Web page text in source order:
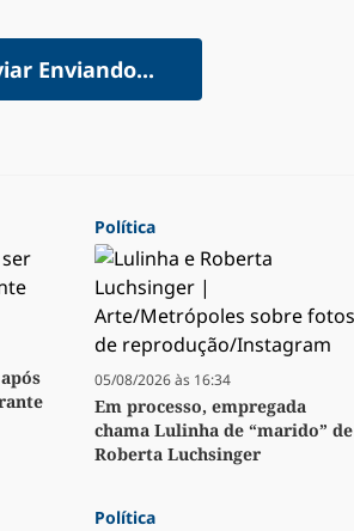
Enviando...
Política
05/08/2026 às 16:34
Em processo, empregada
chama Lulinha de “marido” de
Roberta Luchsinger
Política